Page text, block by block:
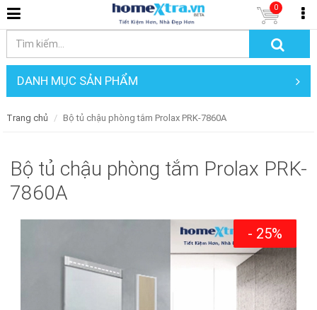
0
DANH MỤC SẢN PHẨM
Trang chủ Bộ tủ chậu phòng tắm Prolax PRK-7860A
Bộ tủ chậu phòng tắm Prolax PRK-
7860A
- 25%